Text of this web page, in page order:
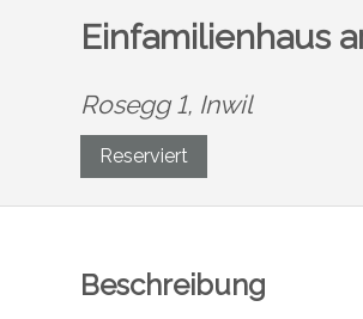
Einfamilienhaus
Rosegg 1, Inwil
Reserviert
Beschreibung